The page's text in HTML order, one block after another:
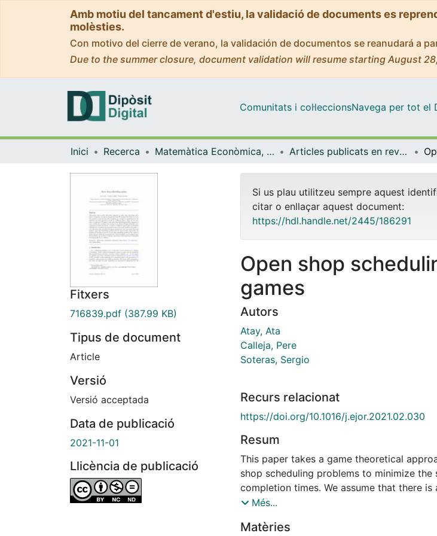
Amb motiu del tancament d'estiu, la validació de documents es
molèsties.
Con motivo del cierre de verano, la validación de documentos se reanudará a
Due to the summer closure, document validation will resume starting August
Comunitats i col·leccionsNavega per tot el
Inici Recerca Matemàtica Econòmica, Financera i Actuarial Articles publicats en revistes (Matemàtica Econòmica, Financera i Actuarial)
Fitxers
716839.pdf (387.99 KB)
Tipus de document
Article
Versió
Versió acceptada
Data de publicació
2021-11-01
Llicència de publicació
Si us plau utilitzeu sempre aquest
citar o enllaçar aquest document:
https://hdl.handle.net/2445/186291
Open shop
games
Autors
Atay, Ata
Calleja, Pere
Soteras, Sergio
Recurs relacionat
https://doi.org/10.1016/j.ejor.2021.02.030
Resum
This paper takes a game theoretical
shop scheduling problems to minimize the
completion times. We assume that there is
schedule to process the jobs (consisting of
by a different player. Thus, we can
Més...
Matèries